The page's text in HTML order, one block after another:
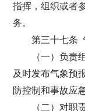
指挥，组织或者
务。
第三十七条
（一）负责
及时发布气象预
防控制和事故应
（二）对职